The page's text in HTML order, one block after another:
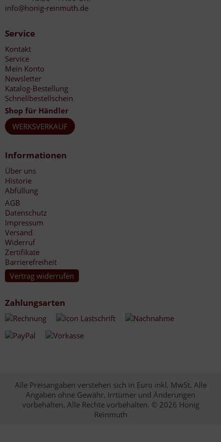
info@honig-reinmuth.de
Service
Kontakt
Service
Mein Konto
Newsletter
Katalog-Bestellung
Schnellbestellschein
Shop für Händler
WERKSVERKAUF
Informationen
Über uns
Historie
Abfüllung
AGB
Datenschutz
Impressum
Versand
Widerruf
Zertifikate
Barrierefreiheit
Vertrag widerrufen
Zahlungsarten
Alle Preisangaben verstehen sich in Euro inkl. MwSt. Alle
Angaben ohne Gewähr. Irrtümer und Änderungen
vorbehalten. Alle Rechte vorbehalten. © 2026 Honig
Reinmuth